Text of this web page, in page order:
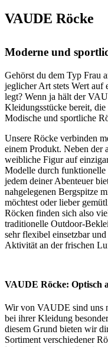
VAUDE Röcke
Moderne und
Gehörst du dem Typ Frau
jeglicher Art stets Wert auf
legt? Wenn ja hält der
Kleidungsstücke bereit,
Modische und sportliche
Unsere Röcke verbinden
einem Produkt. Neben der
weibliche Figur auf
Modelle durch funktionelle
jedem deiner Abenteuer
nahgelegenen Bergspitze
möchtest oder lieber
Röcken finden sich also
traditionelle Outdoor-
sehr flexibel einsetzbar
Aktivität an der frischen
VAUDE Röcke: Optisch
Wir von VAUDE sind uns
bei ihrer Kleidung
diesem Grund bieten wir
Sortiment verschiedener